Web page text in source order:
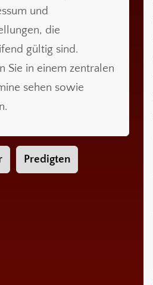
und
die
gültig sind.
Sie in einem zentralen
sehen sowie
Predigten